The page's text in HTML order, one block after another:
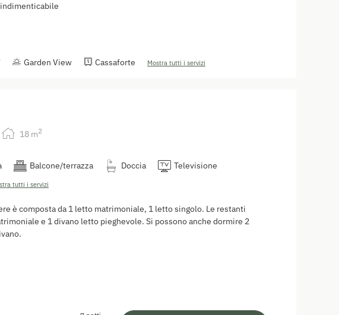
Garden View Cassaforte Mostra tutti i servizi
18 m2
Balcone/terrazza Doccia
Televisione
tutti i servizi
è composta da 1 letto matrimoniale, 1 letto singolo. Le restanti
e 1 divano letto pieghevole. Si possono anche dormire 2